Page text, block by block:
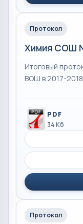
Протокол
Химия СОШ
Итоговый
ВОШ в 2017-2018
PDF
34 Кб
Протокол